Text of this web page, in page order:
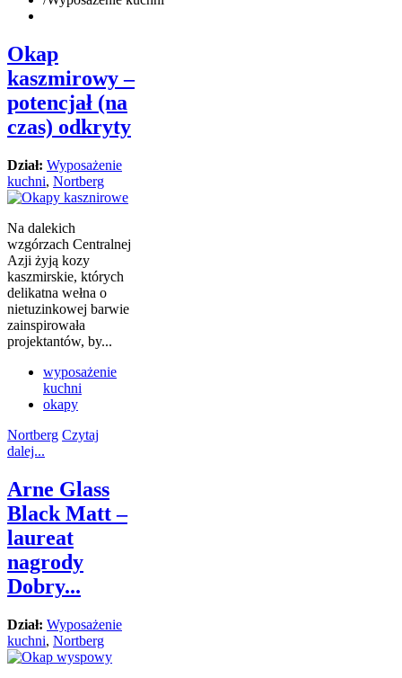
Okap
kaszmirowy –
potencjał (na
czas) odkryty
Dział: Wyposażenie
kuchni, Nortberg
Na dalekich
wzgórzach Centralnej
Azji żyją kozy
kaszmirskie, których
delikatna wełna o
nietuzinkowej barwie
zainspirowała
projektantów, by...
wyposażenie
kuchni
okapy
Nortberg Czytaj
dalej...
Arne Glass
Black Matt –
laureat
nagrody
Dobry...
Dział: Wyposażenie
kuchni, Nortberg